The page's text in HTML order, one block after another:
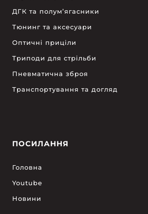
ДГК та полум’ягасники
Тюнинг та аксесуари
Оптичні приціли
Триподи для стрільби
Пневматична зброя
Транспортування та догляд
ПОСИЛАННЯ
Головна
Youtube
Новини